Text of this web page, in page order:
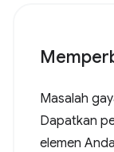
Masalah
Dapatkan
elemen